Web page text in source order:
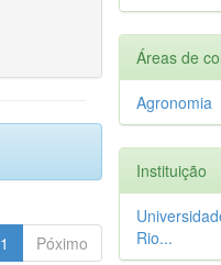
1 Póximo
Áreas de
Agronomia
Instituição
Rio...